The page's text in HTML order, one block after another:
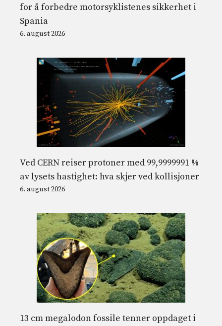
for å forbedre motorsyklistenes sikkerhet i
Spania
6. august 2026
Ved CERN reiser protoner med 99,9999991 %
av lysets hastighet: hva skjer ved kollisjoner
6. august 2026
13 cm megalodon fossile tenner oppdaget i